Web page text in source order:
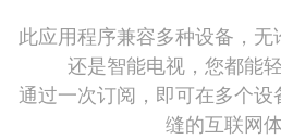
此应用程序兼容多种设备，
还是智能电视，您都能
通过一次订阅，即可在多个
缝的互联网体